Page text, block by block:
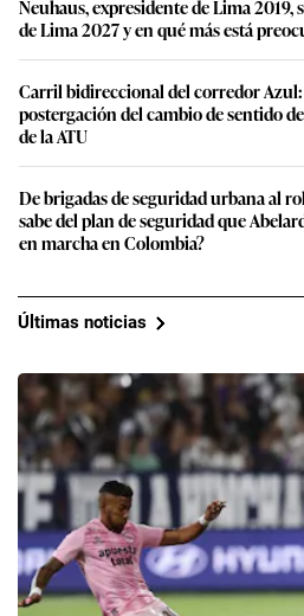
Neuhaus, expresidente de Lima 2019,
de Lima 2027 y en qué más está
Carril bidireccional del corredor Azul:
postergación del cambio de sentido
de la ATU
De brigadas de seguridad urbana al
sabe del plan de seguridad que
en marcha en Colombia?
Últimas noticias